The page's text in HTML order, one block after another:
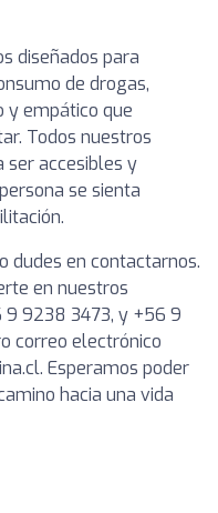
diseñados para
de drogas,
y empático que
Todos nuestros
ser accesibles y
se sienta
dudes en contactarnos.
en nuestros
9238 3473, y +56 9
correo electrónico
. Esperamos poder
hacia una vida